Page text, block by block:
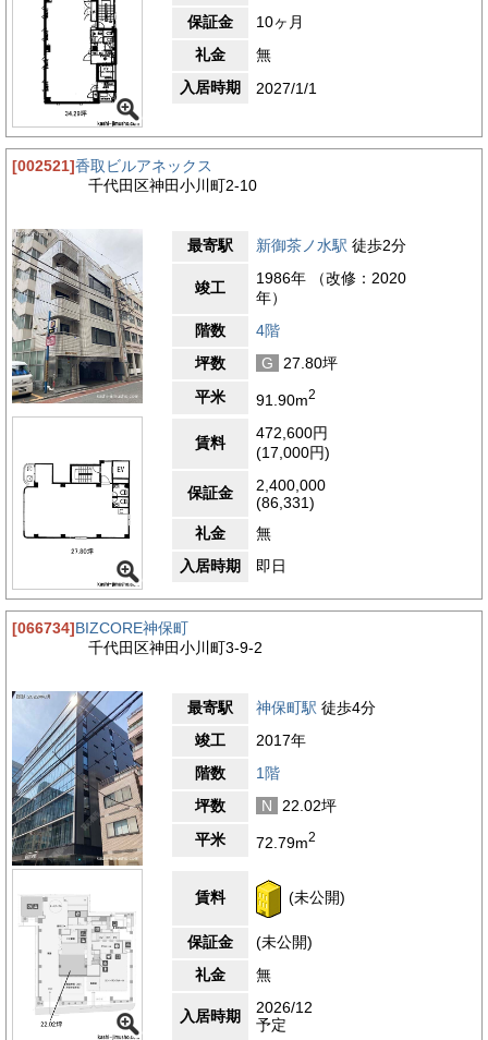
保証金
10ヶ月
礼金
無
入居時期
2027/1/1
[002521]香取ビルアネックス
千代田区神田小川町2-10
最寄駅 新御茶ノ水駅 徒歩2分
竣工
1986年 （改修：2020
年）
階数
4階
坪数
G
27.80坪
平米
91.90m2
賃料
472,600円
(17,000円)
保証金
2,400,000
(86,331)
礼金
無
入居時期
即日
[066734]BIZCORE神保町
千代田区神田小川町3-9-2
最寄駅 神保町駅 徒歩4分
竣工
2017年
階数
1階
坪数
N
22.02坪
平米
72.79m2
賃料 (未公開)
保証金
(未公開)
礼金
無
入居時期
2026/12
予定